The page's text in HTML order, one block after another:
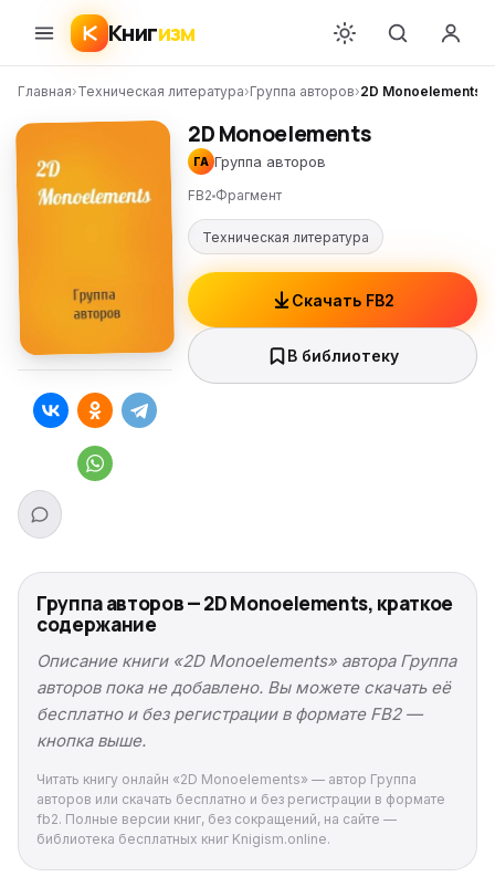
Книгизм
Главная›Техническая литература›Группа авторов›2D Monoelements
2D Monoelements
ГА Группа авторов
FB2 Фрагмент
Техническая литература
Скачать FB2
В библиотеку
Группа авторов — 2D Monoelements, краткое
содержание
Описание книги «2D Monoelements» автора Группа
авторов пока не добавлено. Вы можете скачать её
бесплатно и без регистрации в формате FB2 —
кнопка выше.
Читать книгу онлайн «2D Monoelements» — автор Группа
авторов или скачать бесплатно и без регистрации в формате
fb2. Полные версии книг, без сокращений, на сайте —
библиотека бесплатных книг Knigism.online.